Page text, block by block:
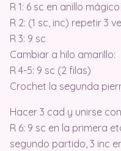
R 1: 6 sc en anillo
R 2: (1 sc, inc) repetir 3
R 3: 9 sc
Cambiar a hilo amarillo:
R 4-5: 9 sc (2 filas)
Crochet la segunda
Hacer 3 cad y unirse
R 6: 9 sc en la primera
segundo partido, 3 inc